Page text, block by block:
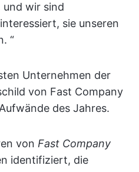
und wir sind
sie unseren
“
Unternehmen der
von Fast Company
des Jahres.
von Fast Company
identifiziert, die